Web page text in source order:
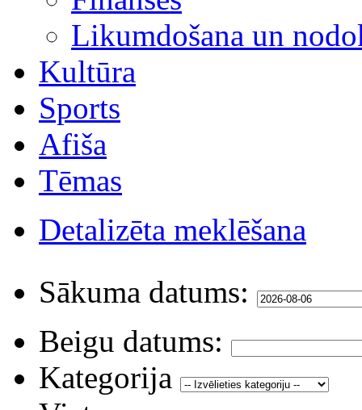
Likumdošana un
Kultūra
Sports
Afiša
Tēmas
Detalizēta meklēšana
Sākuma datums:
Beigu datums:
Kategorija